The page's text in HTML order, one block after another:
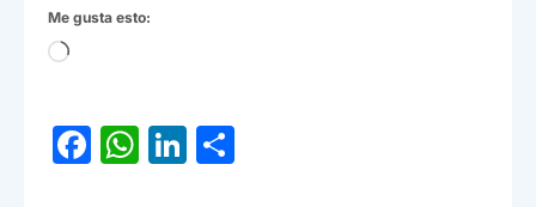
Me gusta esto:
Cargando...
F
W Li